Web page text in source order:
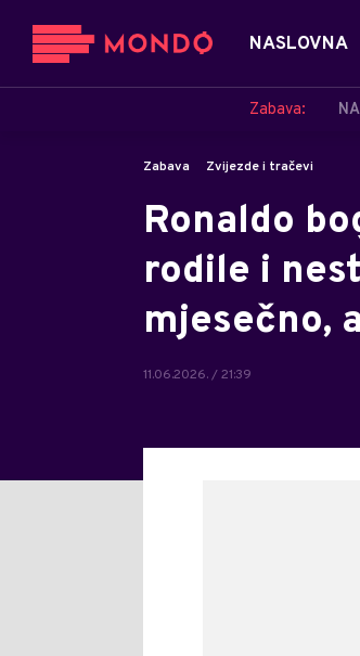
NASLOVNA
Zabava:
Zabava Zvijezde i tračevi
Ronaldo
rodile i
mjesečno,
11.06.2026. / 21:39